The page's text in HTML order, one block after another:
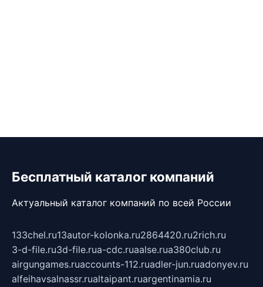
Бесплатный каталог компаний
Актуальный каталог компаний по всей России
133chel.ru13autor-kolonka.ru2864420.ru2rich.ru
3-d-file.ru3d-file.rua-cdc.ruaalse.rua380club.ru
airgungames.ruaccounts-112.ruadler-jun.ruadonyev.ru
alfeihavsalnassr.rualtaipant.ruargentinamia.ru